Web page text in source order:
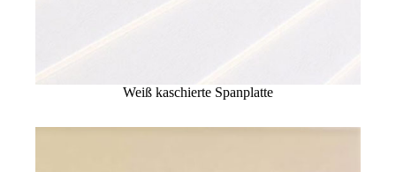
Weiß kaschierte Spanplatte